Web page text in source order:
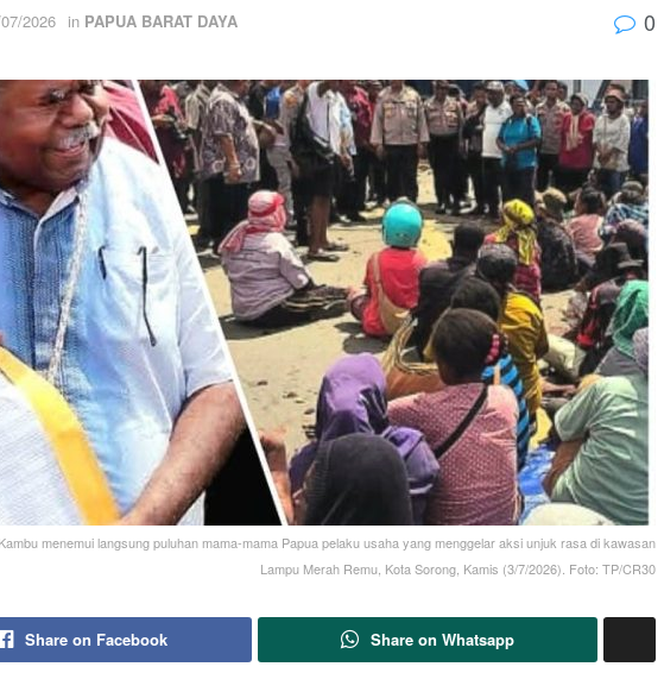
2026 in PAPUA BARAT DAYA 0
menemui langsung puluhan mama-mama Papua pelaku usaha yang menggelar aksi unjuk rasa di kawasan
Lampu Merah Remu, Kota Sorong, Kamis (3/7/2026). Foto: TP/CR30
Share on Facebook Share on Whatsapp